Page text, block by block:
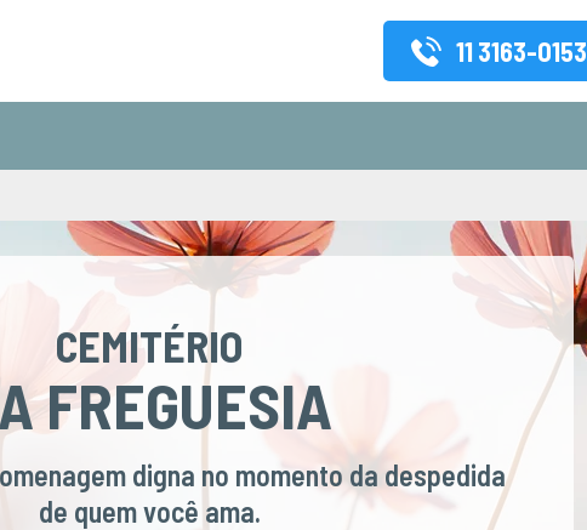
11 3163-0153
CEMITÉRIO
FREGUESIA
digna no momento da despedida
de quem você ama.